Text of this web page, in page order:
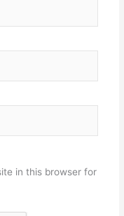
in this browser for